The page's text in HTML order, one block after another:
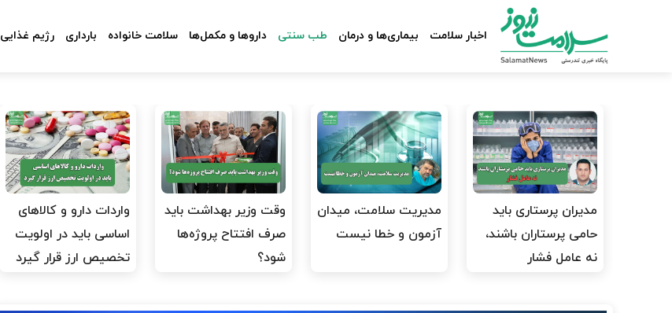
اخبار سلامت بیماری‌ها و درمان طب سنتی داروها و مکمل‌ها سلامت خانواده بارداری رژیم غذایی
مدیران پرستاری باید
حامی پرستاران باشند،
نه عامل فشار
مدیریت سلامت، میدان
آزمون و خطا نیست
وقت وزیر بهداشت باید
صرف افتتاح پروژه‌ها
شود؟
واردات دارو و کالاهای
اساسی باید در اولویت
تخصیص ارز قرار گیرد